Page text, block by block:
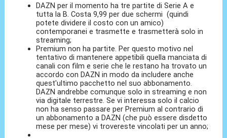
DAZN per il momento ha tre partite di Serie A e
tutta la B. Costa 9,99 per due schermi (quindi
potete dividere il costo con un amico)
contemporanei e trasmette e trasmetterà solo in
streaming;
Premium non ha partite. Per questo motivo nel
tentativo di mantenere appetibili quella manciata di
canali con film e serie che le restano ha trovato un
accordo con DAZN in modo da includere anche
quest'ultimo pacchetto nel suo abbonamento.
DAZN andrebbe comunque solo in streaming e non
via digitale terrestre. Se vi interessa solo il calcio
non ha senso passare per Premium al contrario di
un abbonamento a DAZN (che può essere disdetto
mese per mese) vi trovereste vincolati per un anno;